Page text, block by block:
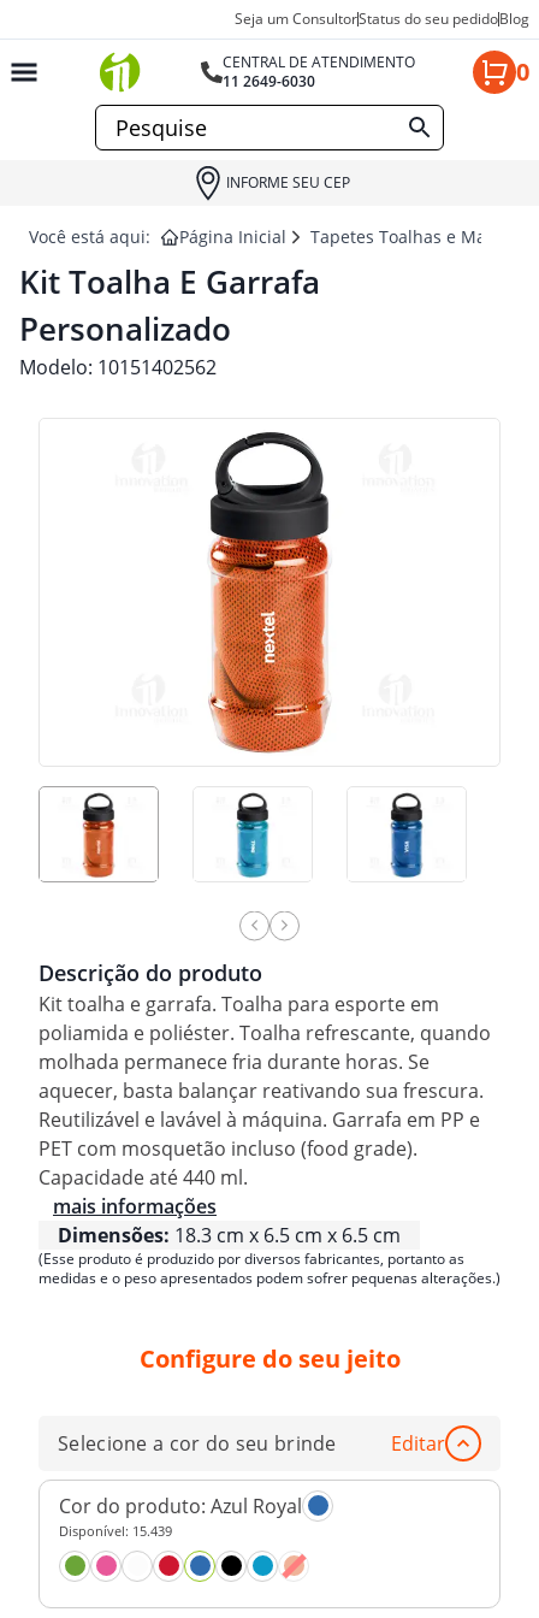
Seja um ConsultorStatus do seu pedidoBlog
CENTRAL DE ATENDIMENTO
11 2649-6030
0
INFORME SEU CEP
Você está aqui: Página Inicial Tapetes Toalhas e Mantas
Kit Toalha E Garrafa
Personalizado
Modelo: 10151402562
Descrição do produto
Kit toalha e garrafa. Toalha para esporte em
poliamida e poliéster. Toalha refrescante, quando
molhada permanece fria durante horas. Se
aquecer, basta balançar reativando sua frescura.
Reutilizável e lavável à máquina. Garrafa em PP e
PET com mosquetão incluso (food grade).
Capacidade até 440 ml.
mais informações
Dimensões: 18.3 cm x 6.5 cm x 6.5 cm
(Esse produto é produzido por diversos fabricantes, portanto as
medidas e o peso apresentados podem sofrer pequenas alterações.)
Configure do seu jeito
Selecione a cor do seu brinde Editar
Cor do produto: Azul Royal
Disponível: 15.439